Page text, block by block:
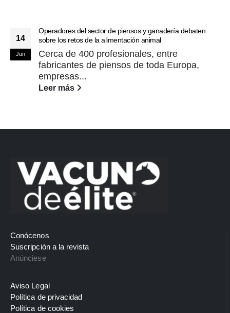
14
Jun
Operadores del sector de piensos y ganadería debaten
sobre los retos de la alimentación animal
Cerca de 400 profesionales, entre
fabricantes de piensos de toda Europa,
empresas...
Leer más
Conócenos
Suscripción a la revista
Anúnciese
Aviso Legal
Política de privacidad
Política de cookies